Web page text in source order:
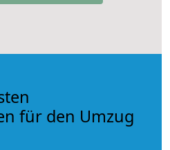
für den Umzug